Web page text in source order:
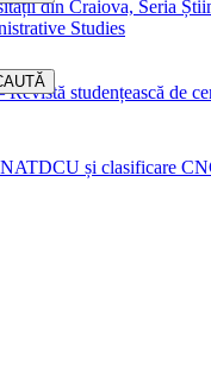
din Craiova, Seria
Studies
Revistă studențească de
și clasificare